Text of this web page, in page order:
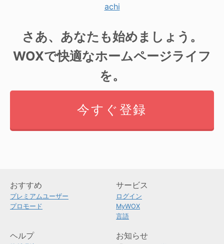
achi
さあ、あなたも始めましょう。
WOXで快適なホームページライフ
を。
今すぐ登録
おすすめ
プレミアムユーザー
プロモード
サービス
ログイン
MyWOX
言語
ヘルプ お知らせ